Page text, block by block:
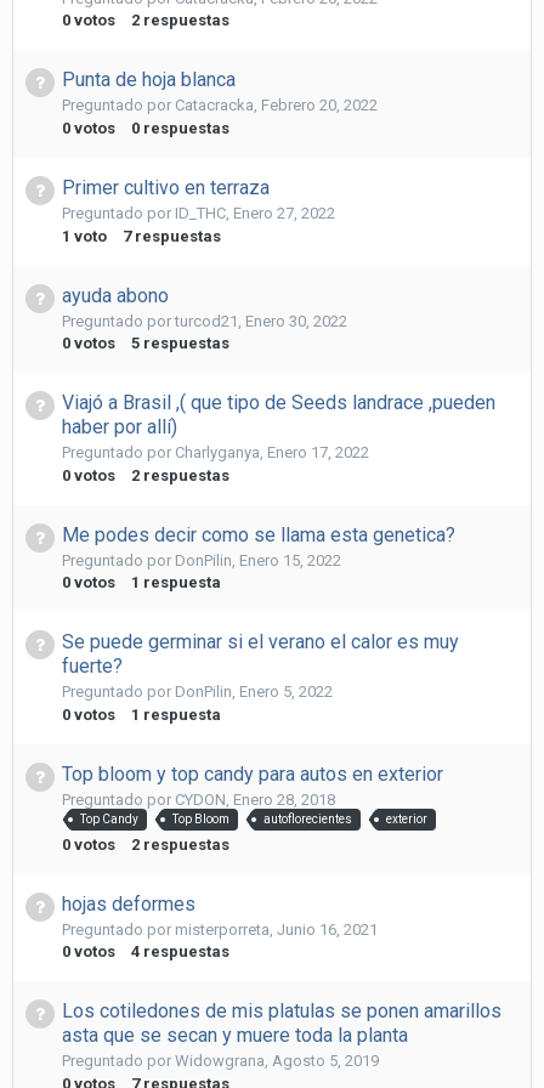
0 votos 2 respuestas
Punta de hoja blanca
Preguntado por Catacracka, Febrero 20, 2022
0 votos 0 respuestas
Primer cultivo en terraza
Preguntado por ID_THC Enero 27, 2022
1 voto 7 respuestas
ayuda abono
Preguntado porturcod21 Enero 30, 2022
0 votos 5 respuestas
Viajó a Brasil ,( que tipo de Seeds landrace ,pueden
haber por allí)
Preguntado por Charlyganya, Enero 17, 2022
0 votos 2 respuestas
Me podes decir como se llama esta genetica?
Preguntado por DonPilin Enero 15, 2022
0 votos 1 respuesta
Se puede germinar si el verano el calor es muy
fuerte?
Preguntado por DonPilin, Enero 5, 2022
0 votos 1 respuesta
Top bloom y top candy para autos en exterior
Preguntado por CYDON Enero 28, 2018
Top Candy Top Bloom autoflorecientes exterior
0 votos 2 respuestas
hojas deformes
Preguntado por misterporreta Junio 16, 2021
0 votos 4 respuestas
Los cotiledones de mis platulas se ponen amarillos
asta que se secan y muere toda la planta
Preguntado por Widowgrana, Agosto 5, 2019
0 votos 7 respuestas